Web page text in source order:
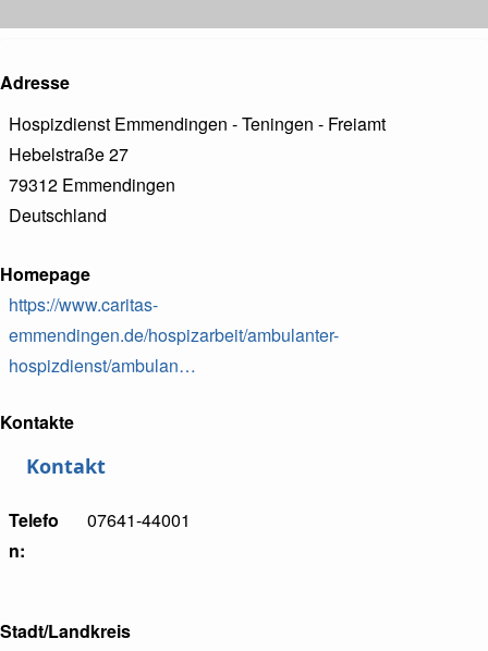
Adresse
Hospizdienst Emmendingen - Teningen - Freiamt
Hebelstraße 27
79312 Emmendingen
Deutschland
Homepage
https://www.caritas-
emmendingen.de/hospizarbeit/ambulanter-
hospizdienst/ambulan…
Kontakte
Kontakt
Telefo
n
07641-44001
Stadt/Landkreis